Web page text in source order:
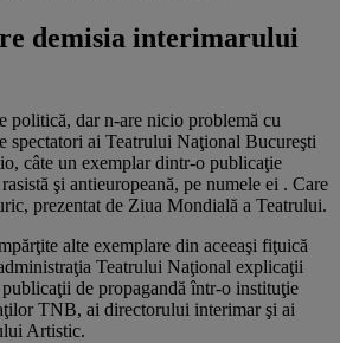
demisia interimarului
politică, dar n-are nicio problemă cu
spectatori ai Teatrului Naţional Bucureşti
câte un exemplar dintr-o publicaţie
şi antieuropeană, pe numele ei . Care
prezentat de Ziua Mondială a Teatrului.
alte exemplare din aceeaşi fiţuică
Teatrului Naţional explicaţii
de propagandă într-o instituţie
TNB, ai directorului interimar şi ai
Artistic.